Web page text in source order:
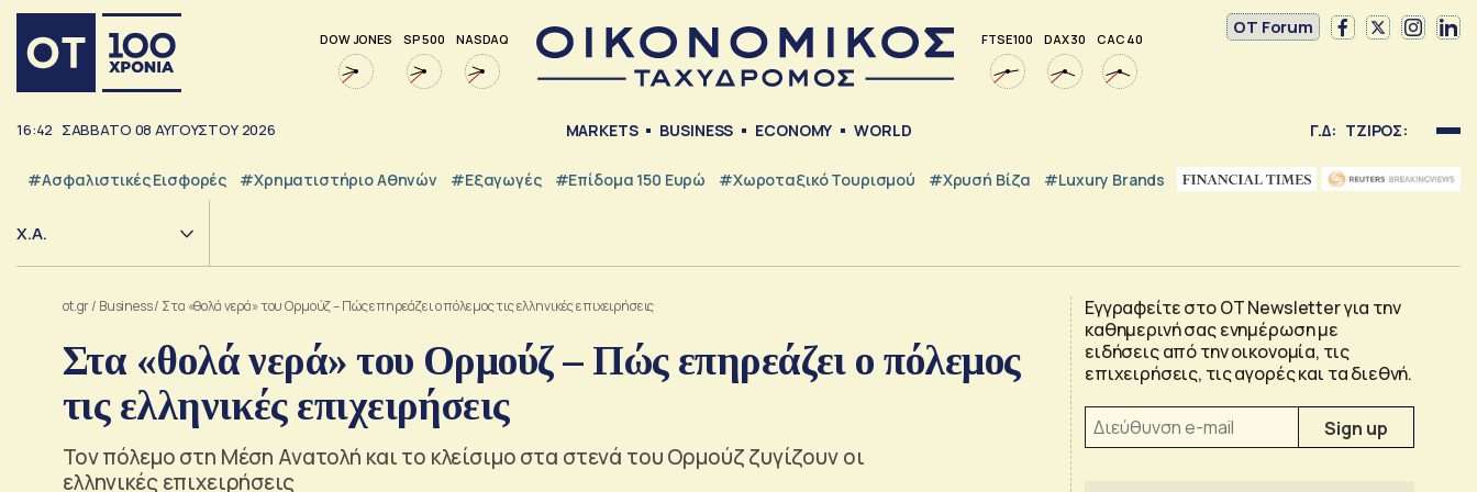
DOW JONES SP 500 NASDAQ FTSE 100 DAX 30 CAC 40
OT Forum
16:42 ΣΑΒΒΑΤΟ 08 ΑΥΓΟΥΣΤΟΥ 2026 MARKETS BUSINESS ECONOMY WORLD Γ.Δ: ΤΖΙΡΟΣ:
#Ασφαλιστικές Εισφορές #Χρηματιστήριο Αθηνών #εξαγωγές #Επίδομα 150 Ευρώ #Χωροταξικό Τουρισμού #Χρυσή Βίζα #luxury Brands
Χ.Α.
ot.gr/ Business/ Στα «θολά νερά» του Ορμούζ – Πώς επηρεάζει ο πόλεμος τις ελληνικές επιχειρήσεις
Στα «θολά νερά» του Ορμούζ – Πώς επηρεάζει ο πόλεμος
τις ελληνικές επιχειρήσεις
Τον πόλεμο στη Μέση Ανατολή και το κλείσιμο στα στενά του Ορμούζ ζυγίζουν οι
ελληνικές επιχειρήσεις
Εγγραφείτε στο OT Newsletter για την
καθημερινή σας ενημέρωση με
ειδήσεις από την οικονομία, τις
επιχειρήσεις, τις αγορές και τα διεθνή.